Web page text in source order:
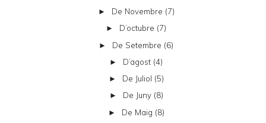
► De Novembre (7)
► D’octubre (7)
► De Setembre (6)
► D’agost (4)
► De Juliol (5)
► De Juny (8)
► De Maig (8)